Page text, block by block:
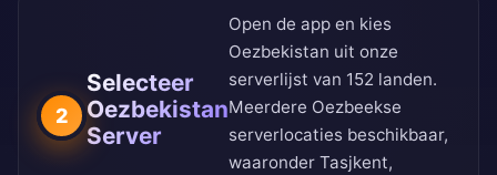
2
Selecteer
Oezbekistan
Server
Open de app en kies
Oezbekistan uit onze
serverlijst van 152 landen.
Meerdere Oezbeekse
serverlocaties beschikbaar,
waaronder Tasjkent,